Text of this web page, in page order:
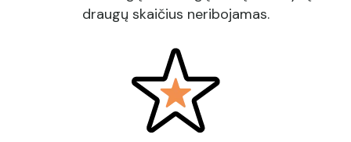
draugų skaičius neribojamas.